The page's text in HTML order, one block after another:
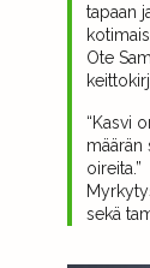
tapaan
Ote
“Kasvi
määrän
oireita.”
sekä